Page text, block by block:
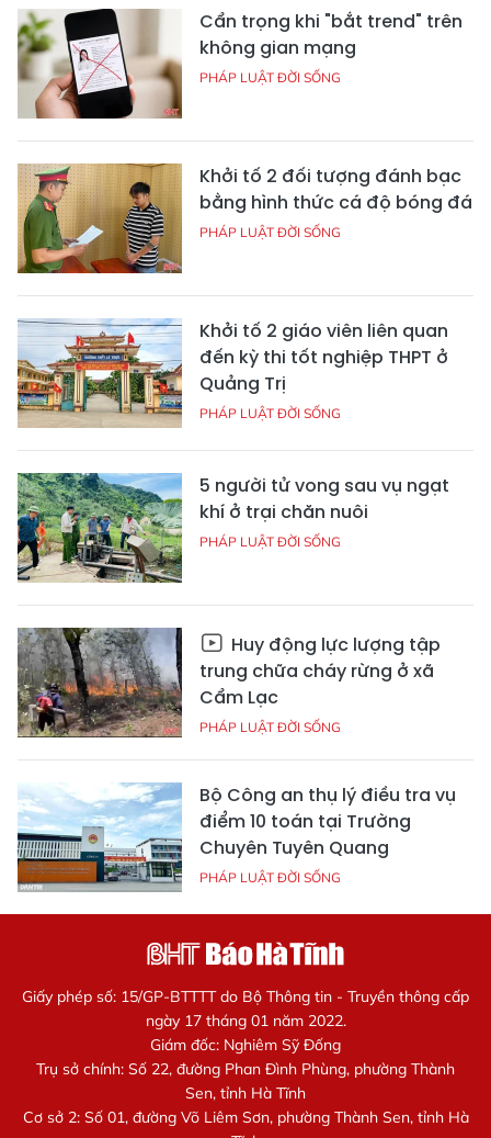
Cẩn trọng khi "bắt trend" trên
không gian mạng
PHÁP LUẬT ĐỜI SỐNG
Khởi tố 2 đối tượng đánh bạc
bằng hình thức cá độ bóng đá
PHÁP LUẬT ĐỜI SỐNG
Khởi tố 2 giáo viên liên quan
đến kỳ thi tốt nghiệp THPT ở
Quảng Trị
PHÁP LUẬT ĐỜI SỐNG
5 người tử vong sau vụ ngạt
khí ở trại chăn nuôi
PHÁP LUẬT ĐỜI SỐNG
Huy động lực lượng tập
trung chữa cháy rừng ở xã
Cẩm Lạc
PHÁP LUẬT ĐỜI SỐNG
Bộ Công an thụ lý điều tra vụ
điểm 10 toán tại Trường
Chuyên Tuyên Quang
PHÁP LUẬT ĐỜI SỐNG
Giấy phép số: 15/GP-BTTTT do Bộ Thông tin - Truyền thông cấp
ngày 17 tháng 01 năm 2022.
Giám đốc: Nghiêm Sỹ Đống
Trụ sở chính: Số 22, đường Phan Đình Phùng, phường Thành
Sen, tỉnh Hà Tĩnh
Cơ sở 2: Số 01, đường Võ Liêm Sơn, phường Thành Sen, tỉnh Hà